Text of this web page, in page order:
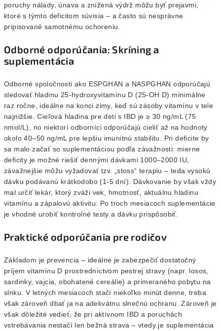
poruchy nálady, únava a znížená výdrž môžu byť prejavmi,
ktoré s týmto deficitom súvisia – a často sú nesprávne
pripisované samotnému ochoreniu.
Odborné odporúčania: Skríning a
suplementácia
Odborné spoločnosti ako ESPGHAN a NASPGHAN odporúčajú
sledovať hladinu 25-hydroxyvitamínu D (25-OH D) minimálne
raz ročne, ideálne na konci zimy, keď sú zásoby vitamínu v tele
najnižšie. Cieľová hladina pre deti s IBD je ≥ 30 ng/mL (75
nmol/L), no niektorí odborníci odporúčajú cieliť až na hodnoty
okolo 40–50 ng/mL pre lepšiu imunitnú stabilitu. Pri deficite by
sa malo začať so suplementáciou podľa závažnosti: mierne
deficity je možné riešiť dennými dávkami 1000–2000 IU,
závažnejšie môžu vyžadovať tzv. „stoss“ terapiu – teda vysokú
dávku podávanú krátkodobo (1-5 dní). Dávkovanie by však vždy
mal určiť lekár, ktorý zváži vek, hmotnosť, aktuálnu hladinu
vitamínu a zápalovú aktivitu. Po troch mesiacoch suplementácie
je vhodné urobiť kontrolné testy a dávku prispôsobiť.
Praktické odporúčania pre rodičov
Základom je prevencia – ideálne je zabezpečiť dostatočný
príjem vitamínu D prostredníctvom pestrej stravy (napr. losos,
sardinky, vajcia, obohatené cereálie) a primeraného pobytu na
slnku. V letných mesiacoch stačí niekoľko minút denne, treba
však zároveň dbať ja na adekvátnu slnečnú ochranu. Zároveň je
však dôležité vedieť, že pri aktívnom IBD a poruchách
vstrebávania nestačí len bežná strava – vtedy je suplementácia